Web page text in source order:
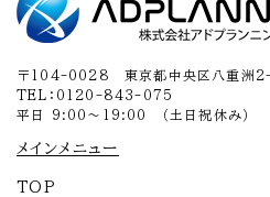
〒104-0028 東京都中央区八重洲2-
TEL：0120-843-075
平日 9:00～19:00 （土日祝休み）
メインメニュー
TOP